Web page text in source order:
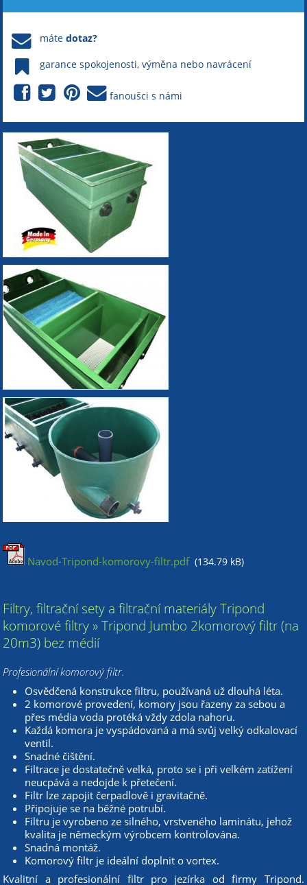
mátedotaz?
garance spokojenosti, výměna nebo navrácení
fanoušci s námi
Navod-Tripond-komorovy-filtr.pdf (134.79 kB)
Filtry, filtrační sety a filtrační materiály Tripond
komorové filtry » Tripond Jumbo 2komorový filtr (na
20m3) bez médií
Profesionální komorový filtr.
Osvědčená konstrukce filtru, používaná už dlouhá léta.
2 komorové provedení, komory jsou řazeny za sebou a
přes média voda protéká vždy zdola nahoru.
Každá komora je vyspádovaná a má svůj velký odkalovací
ventil.
Snadné čištění.
Filtrace je dostatečně velká, proto se i při velkém zatížení
neucpává a nedojde k přetečení.
Filtr lze zapojit čerpadlově i gravitačně.
Připojuje se na běžné potrubí.
Filtru je vyrobeno ze silného, vrstveného laminátu, jehož
kvalita je německým výrobcem kontrolována.
Snadná montáž.
Komorový filtr je ideální doplnit o vortex.
Kvalitní a profesionální filtr pro jezírka od firmy Tripond.